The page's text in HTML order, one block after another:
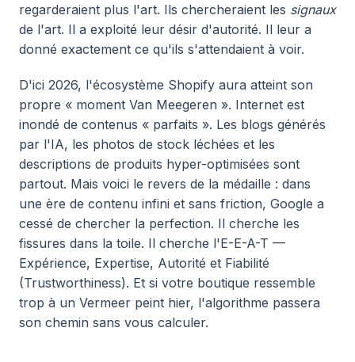
regarderaient plus l'art. Ils chercheraient les signaux
de l'art. Il a exploité leur désir d'autorité. Il leur a
donné exactement ce qu'ils s'attendaient à voir.
D'ici 2026, l'écosystème Shopify aura atteint son
propre « moment Van Meegeren ». Internet est
inondé de contenus « parfaits ». Les blogs générés
par l'IA, les photos de stock léchées et les
descriptions de produits hyper-optimisées sont
partout. Mais voici le revers de la médaille : dans
une ère de contenu infini et sans friction, Google a
cessé de chercher la perfection. Il cherche les
fissures dans la toile. Il cherche l'E-E-A-T —
Expérience, Expertise, Autorité et Fiabilité
(Trustworthiness). Et si votre boutique ressemble
trop à un Vermeer peint hier, l'algorithme passera
son chemin sans vous calculer.